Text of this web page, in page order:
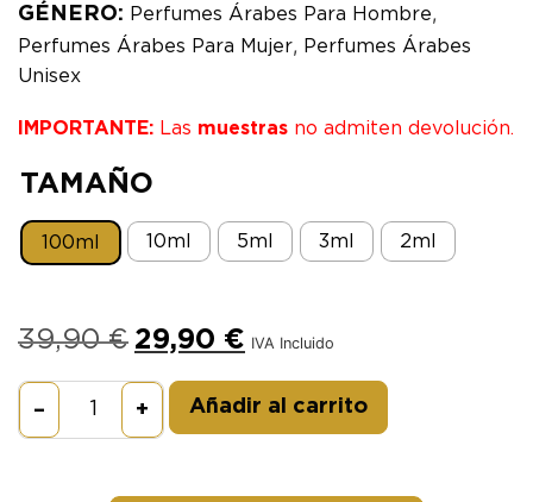
GÉNERO: Perfumes Árabes Para Hombre,
Perfumes Árabes Para Mujer, Perfumes Árabes
Unisex
IMPORTANTE: Las muestras no admiten devolución.
TAMAÑO
100ml 10ml 5ml 3ml 2ml
39,90€ 29,90 € IVA Incluido
– + Añadir al carrito